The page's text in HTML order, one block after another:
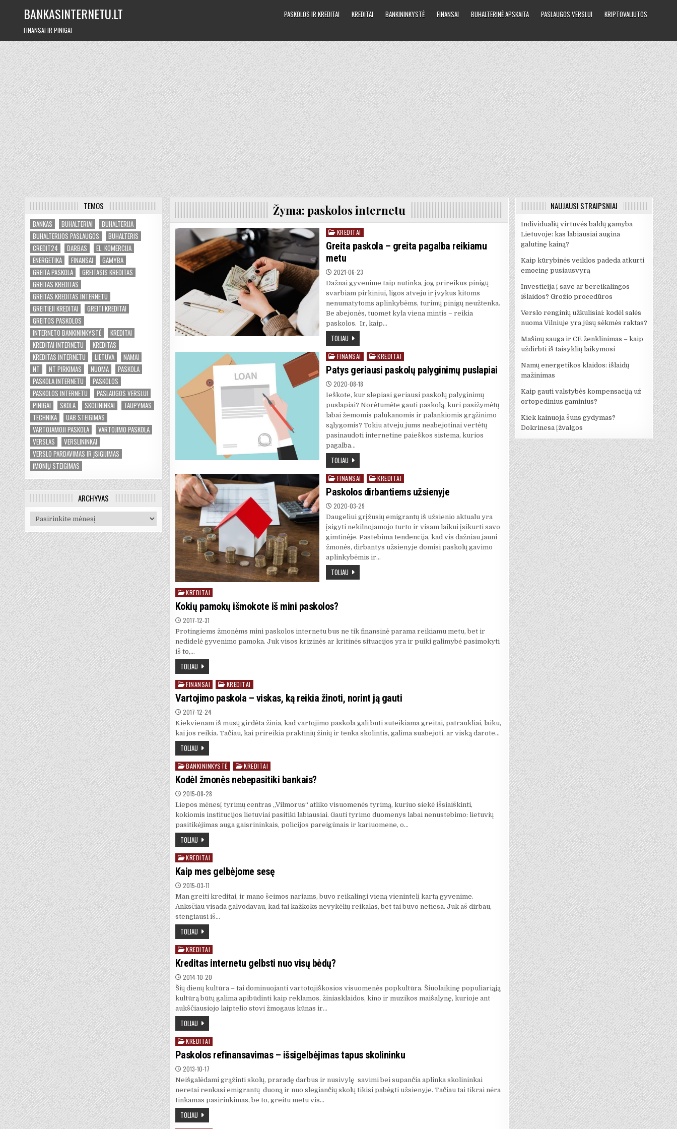
BANKASINTERNETU.LT
FINANSAI IR PINIGAI
PASKOLOS IR KREDITAI KREDITAI BANKININKYSTĖ FINANSAI BUHALTERINĖ APSKAITA PASLAUGOS VERSLUI KRIPTOVALIUTOS
TEMOS
BANKAS BUHALTERIAI
BUHALTERIJA
BUHALTERIJOS PASLAUGOS
BUHALTERIS
CREDIT24
DARBAS
EL. KOMERCIJA
ENERGETIKA
FINANSAI
GAMYBA
GREITA PASKOLA
GREITASIS KREDITAS
GREITAS KREDITAS
GREITAS KREDITAS INTERNETU
GREITIEJI KREDITAI
GREITI KREDITAI
GREITOS PASKOLOS
INTERNETO BANKININKYSTĖ
KREDITAI
KREDITAI INTERNETU
KREDITAS
KREDITAS INTERNETU
LIETUVA
NAMAI
NT
NT PIRKIMAS NUOMA
PASKOLA
PASKOLA INTERNETU
PASKOLOS
PASKOLOS INTERNETU
PASLAUGOS VERSLUI
PINIGAI
SKOLA SKOLININKAI
TAUPYMAS
TECHNIKA
UAB STEIGIMAS
VARTOJAMOJI PASKOLA
VARTOJIMO PASKOLA
VERSLAS
VERSLININKAI
VERSLO PARDAVIMAS IR ĮSIGIJIMAS
ĮMONIŲ STEIGIMAS
ARCHYVAS
Archyvas
Žyma: paskolos internetu
Posted
in
KREDITAI
Greita paskola – greita pagalba reikiamu
metu
2021-06-23
Dažnai gyvenime taip nutinka, jog prireikus pinigų
svarbiam pirkiniui, ligos atveju ir įvykus kitoms
nenumatytoms aplinkybėms, turimų pinigų neužtenka.
Be abejonės, tuomet kyla viena mintis – reikia
paskolos. Ir, kaip…
TOLIAU
Posted
in
FINANSAI KREDITAI
Patys geriausi paskolų palyginimų puslapiai
2020-08-18
Ieškote, kur slepiasi geriausi paskolų palyginimų
puslapiai? Norėtumėte gauti paskolą, kuri pasižymėtų
labai žemomis palūkanomis ir palankiomis grąžinimo
sąlygomis? Tokiu atveju jums neabejotinai vertėtų
pasinaudoti internetine paieškos sistema, kurios
pagalba…
TOLIAU
Posted
in
FINANSAI KREDITAI
Paskolos dirbantiems užsienyje
2020-03-29
Daugeliui grįžusių emigrantų iš užsienio aktualu yra
įsigyti nekilnojamojo turto ir visam laikui įsikurti savo
gimtinėje. Pastebima tendencija, kad vis dažniau jauni
žmonės, dirbantys užsienyje domisi paskolų gavimo
aplinkybėmis ir…
TOLIAU
Posted
in
KREDITAI
Kokių pamokų išmokote iš mini paskolos?
2017-12-31
Protingiems žmonėms mini paskolos internetu bus ne tik finansinė parama reikiamu metu, bet ir
nedidelė gyvenimo pamoka. Juk visos krizinės ar kritinės situacijos yra ir puiki galimybė pasimokyti
iš to,…
TOLIAU
Posted
in
FINANSAI KREDITAI
Vartojimo paskola – viskas, ką reikia žinoti, norint ją gauti
2017-12-24
Kiekvienam iš mūsų girdėta žinia, kad vartojimo paskola gali būti suteikiama greitai, patraukliai, laiku,
kai jos reikia. Tačiau, kai prireikia praktinių žinių ir tenka skolintis, galima suabejoti, ar viską darote…
TOLIAU
Posted
in
BANKININKYSTĖ KREDITAI
Kodėl žmonės nebepasitiki bankais?
2015-08-28
Liepos mėnesį tyrimų centras „Vilmorus“ atliko visuomenės tyrimą, kuriuo siekė išsiaiškinti,
kokiomis institucijos lietuviai pasitiki labiausiai. Gauti tyrimo duomenys labai nenustebimo: lietuvių
pasitikėjimas auga gaisrininkais, policijos pareigūnais ir kariuomene, o…
TOLIAU
Posted
in
KREDITAI
Kaip mes gelbėjome sesę
2015-03-11
Man greiti kreditai, ir mano šeimos nariams, buvo reikalingi vieną vienintelį kartą gyvenime.
Anksčiau visada galvodavau, kad tai kažkoks nevykėlių reikalas, bet tai buvo netiesa. Juk aš dirbau,
stengiausi iš…
TOLIAU
Posted
in
KREDITAI
Kreditas internetu gelbsti nuo visų bėdų?
2014-10-20
Šių dienų kultūra – tai dominuojanti vartotojiškosios visuomenės popkultūra. Šiuolaikinę populiariąją
kultūrą būtų galima apibūdinti kaip reklamos, žiniasklaidos, kino ir muzikos maišalynę, kurioje ant
aukščiausiojo laiptelio stovi žmogaus kūnas ir…
TOLIAU
Posted
in
KREDITAI
Paskolos refinansavimas – išsigelbėjimas tapus skolininku
2013-10-17
Neišgalėdami grąžinti skolų, praradę darbus ir nusivylę savimi bei supančia aplinka skolininkai
neretai renkasi emigrantų duoną ir nuo slegiančių skolų tikisi pabėgti užsienyje. Tačiau tai tikrai nėra
tinkamas pasirinkimas, be to, greitu metu vis…
TOLIAU
NAUJAUSI STRAIPSNIAI
Individualių virtuvės baldų gamyba
Lietuvoje: kas labiausiai augina
galutinę kainą?
Kaip kūrybinės veiklos padeda atkurti
emocinę pusiausvyrą
Investicija į save ar bereikalingos
išlaidos? Grožio procedūros
Verslo renginių užkulisiai: kodėl salės
nuoma Vilniuje yra jūsų sėkmės raktas?
Mašinų sauga ir CE ženklinimas – kaip
uždirbti iš taisyklių laikymosi
Namų energetikos klaidos: išlaidų
mažinimas
Kaip gauti valstybės kompensaciją už
ortopedinius gaminius?
Kiek kainuoja šuns gydymas?
Dokrinesa įžvalgos